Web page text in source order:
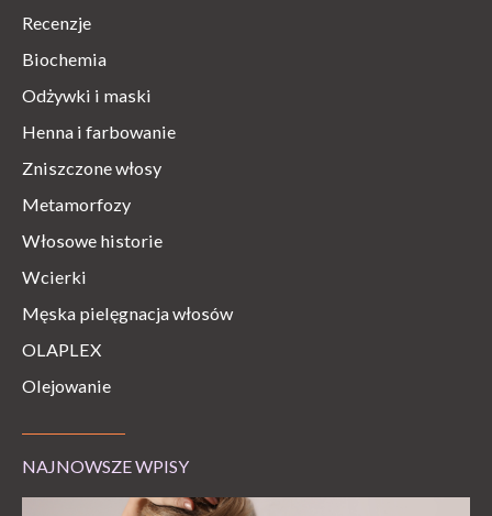
Recenzje
Biochemia
Odżywki i maski
Henna i farbowanie
Zniszczone włosy
Metamorfozy
Włosowe historie
Wcierki
Męska pielęgnacja włosów
OLAPLEX
Olejowanie
NAJNOWSZE WPISY